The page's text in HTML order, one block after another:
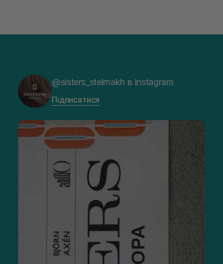
@sisters_stelmakh в Instagram
Підписатися